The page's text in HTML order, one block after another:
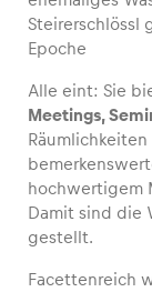
Steirerschlössl
Epoche
Alle eint: Sie
Meetings,
hochwertigem
Damit sind die
gestellt.
Facettenreich